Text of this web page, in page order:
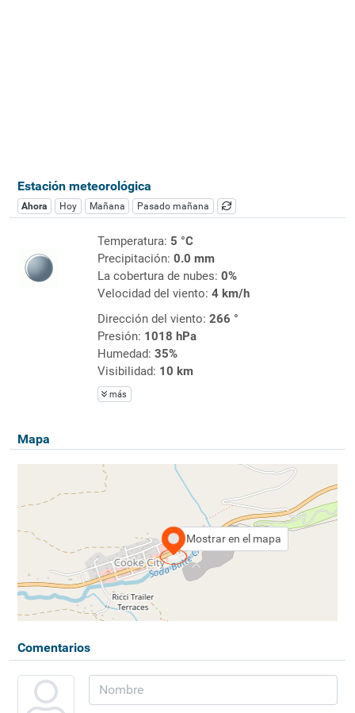
Estación meteorológica
Ahora Hoy Mañana Pasado mañana
Temperatura: 5 °C
Precipitación: 0.0 mm
La cobertura de nubes: 0%
Velocidad del viento: 4 km/h
Dirección del viento: 266 °
Presión: 1018 hPa
Humedad: 35%
Visibilidad: 10 km
más
Mapa
Mostrar en el mapa
Comentarios